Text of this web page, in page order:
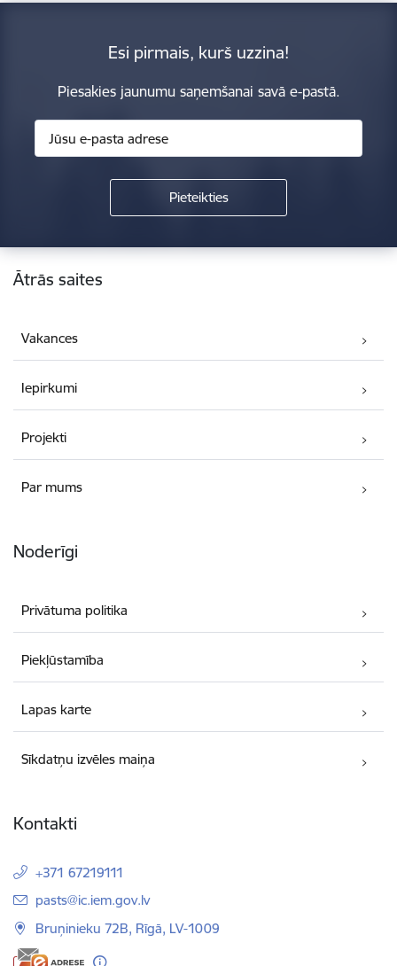
Esi pirmais, kurš uzzina!
Piesakies jaunumu saņemšanai savā e-pastā.
Kājene
Ātrās saites
Vakances
Iepirkumi
Projekti
Par mums
Noderīgi
Privātuma politika
Piekļūstamība
Lapas karte
Sīkdatņu izvēles maiņa
Kontakti
+371 67219111
E-pasts:
pasts@ic.iem.gov.lv
Bruņinieku 72B, Rīgā, LV-1009